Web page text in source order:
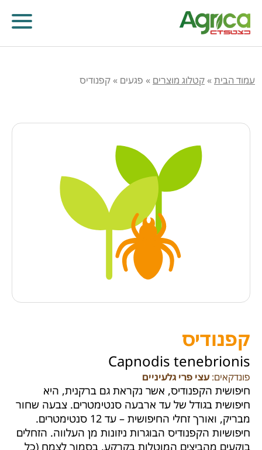
קוטלי עשבים
קוטלי מחלות
קוטלי חרקים
דישון עלוותי וביוסטימולנטים
שונות
עמוד הבית»קטלוג מוצרים » פגעים »קפנודיס
קפנודיס
Capnodis tenebrionis
פונדקאים: עצי פרי גלעיניים
חיפושית הקפנודיס, אשר נקראת גם ברקנית, היא
חיפושית בגודל של עד ארבעה סנטימטרים. צבעה שחור
מבריק, ואורך זחלי החיפושית – עד 12 סנטימטרים.
חיפושיות הקפנודיס הבוגרות ניזונות מן העלווה. הזחלים
בוקעים מהביצים המוטלות בקרקע, בסמוך לצמח (כל